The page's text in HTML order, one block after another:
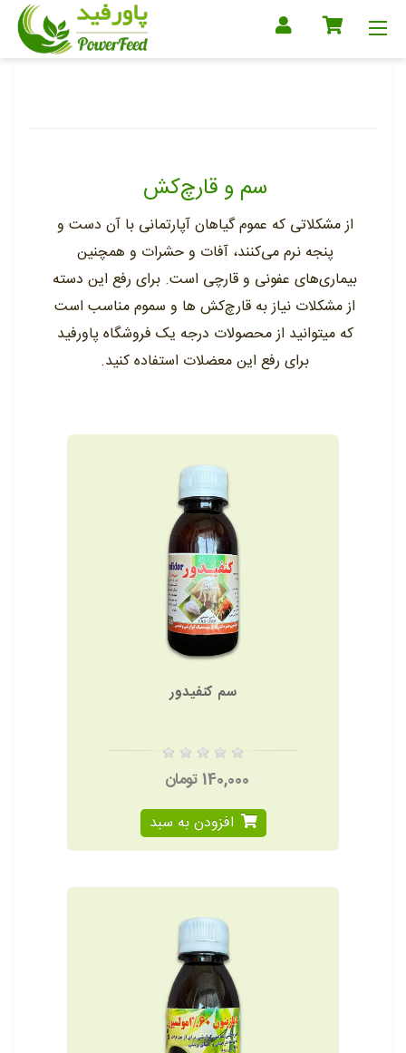
سم و قارچ‌کش
از مشکلاتی که عموم گیاهان آپارتمانی با آن دست و
پنجه نرم می‌کنند، آفات و حشرات و همچنین
بیماری‌های عفونی و قارچی است. برای رفع این دسته
از مشکلات نیاز به قارچ‌کش ها و سموم مناسب است
که میتوانید از محصولات درجه یک فروشگاه پاورفید
برای رفع این معضلات استفاده کنید.
سم کنفیدور
140,000 تومان
افزودن به سبد